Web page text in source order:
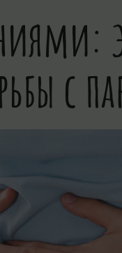
с